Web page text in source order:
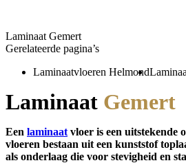
Laminaat Gemert
Gerelateerde pagina’s
Laminaatvloeren Helmond
Laminaat Gemert
Een laminaat vloer is een uitstekende
vloeren bestaan uit een kunststof
als onderlaag die voor stevigheid en